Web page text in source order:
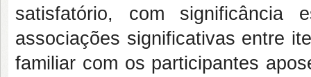
satisfatório, com significância
associações significativas entre
familiar com os participantes